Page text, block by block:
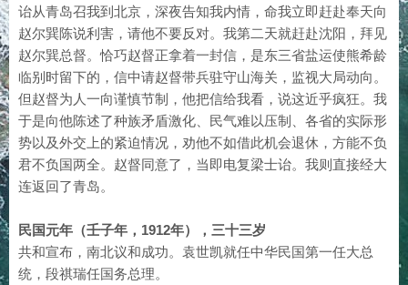
诒从青岛召我到北京，深夜告知我内情，命我立即赶赴奉天向
赵尔巽陈说利害，请他不要反对。我第二天就赶赴沈阳，拜见
赵尔巽总督。恰巧赵督正拿着一封信，是东三省盐运使熊希龄
临别时留下的，信中请赵督带兵驻守山海关，监视大局动向。
但赵督为人一向谨慎节制，他把信给我看，说这近乎疯狂。我
于是向他陈述了种族矛盾激化、民气难以压制、各省的实际形
势以及外交上的紧迫情况，劝他不如借此机会退休，方能不负
君不负国两全。赵督同意了，当即电复梁士诒。我则直接经大
连返回了青岛。
民国元年（壬子年，1912年），三十三岁
共和宣布，南北议和成功。袁世凯就任中华民国第一任大总
统，段祺瑞任国务总理。